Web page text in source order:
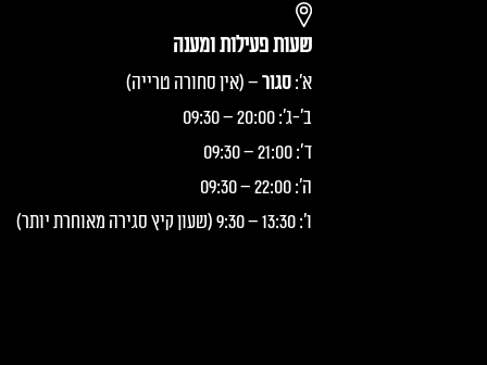
שעות פעילות ומענה
א':סגור– (אין סחורה טרייה)
ב'-ג': 20:00 – 09:30
ד': 21:00 – 09:30
ה': 22:00 – 09:30
ו': 13:30 – 9:30 (שעון קיץ סגירה מאוחרת יותר)